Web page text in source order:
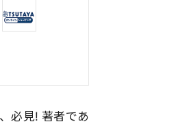
必見! 著者であ